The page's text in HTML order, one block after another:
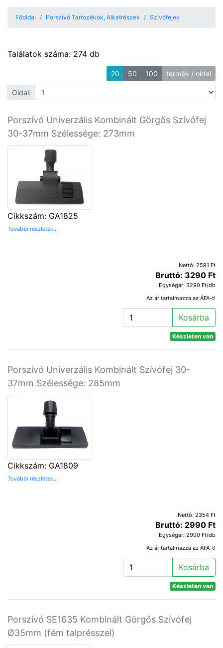
Főoldal Porszívó Tartozékok, Alkatrészek Szívófejek
Találatok száma: 274 db
20 50 100 termék / oldal
Oldal:
Porszívó Univerzális Kombinált Görgős Szívófej
30-37mm Szélessége: 273mm
Cikkszám: GA1825
További részletek...
Nettó: 2591 Ft
Bruttó: 3290 Ft
Egységár: 3290 Ft/db
Az ár tartalmazza az ÁFA-t!
Kosárba
Készleten van
Porszívó Univerzális Kombinált Szívófej 30-
37mm Szélessége: 285mm
Cikkszám: GA1809
További részletek...
Nettó: 2354 Ft
Bruttó: 2990 Ft
Egységár: 2990 Ft/db
Az ár tartalmazza az ÁFA-t!
Kosárba
Készleten van
Porszívó SE1635 Kombinált Görgős Szívófej
Ø35mm (fém talprésszel)